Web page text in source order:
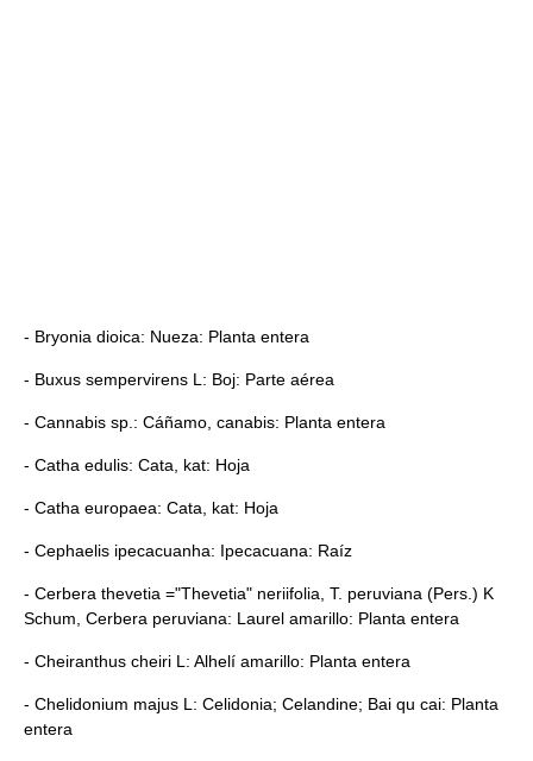
- Bryonia dioica: Nueza: Planta entera
- Buxus sempervirens L: Boj: Parte aérea
- Cannabis sp.: Cáñamo, canabis: Planta entera
- Catha edulis: Cata, kat: Hoja
- Catha europaea: Cata, kat: Hoja
- Cephaelis ipecacuanha: Ipecacuana: Raíz
- Cerbera thevetia ="Thevetia" neriifolia, T. peruviana (Pers.) K
Schum, Cerbera peruviana: Laurel amarillo: Planta entera
- Cheiranthus cheiri L: Alhelí amarillo: Planta entera
- Chelidonium majus L: Celidonia; Celandine; Bai qu cai: Planta
entera